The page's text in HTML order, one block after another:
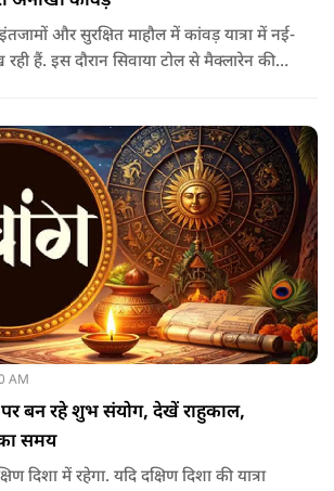
और सुरक्षित माहौल में कांवड़ यात्रा में नई-
हैं. इस दौरान सिवाया टोल से मैक्लारेन की
AM
पर बन रहे शुभ संयोग, देखें राहुकाल,
समय
दिशा में रहेगा. यदि दक्षिण दिशा की यात्रा